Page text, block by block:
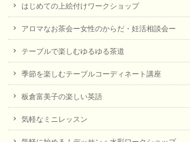
はじめての上絵付けワークショップ
アロマなお茶会ー女性のからだ・妊活相談会ー
テーブルで楽しむゆるゆる茶道
季節を楽しむテーブルコーディネート講座
板倉富美子の楽しい英語
気軽なミニレッスン